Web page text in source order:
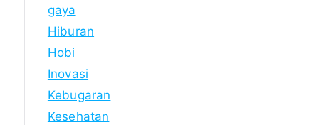
gaya
Hiburan
Hobi
Inovasi
Kebugaran
Kesehatan